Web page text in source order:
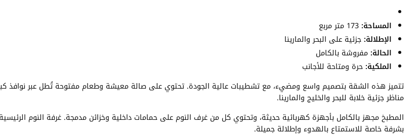
المساحة:
الإطلالة: جزئية على البحر والمارينا
الحالة: مفروشة بالكامل
الملكية: حرة ومتاحة للأجانب
تتميز هذه الشقة بتصميم واسع ومضيء، مع تشطيبات عالية الجودة. تحتوي على صالة معيشة وطعام مفتوحة تُطل عبر نوافذ
مناظر جزئية خلابة للبحر والخليج والمارينا.
المطبخ مجهز بالكامل بأجهزة كهربائية حديثة، وتحتوي كل من غرف النوم على حمامات داخلية وخزائن مدمجة. غرفة النوم
بشرفة خاصة للاستمتاع بالهدوء وإطلالة جميلة.